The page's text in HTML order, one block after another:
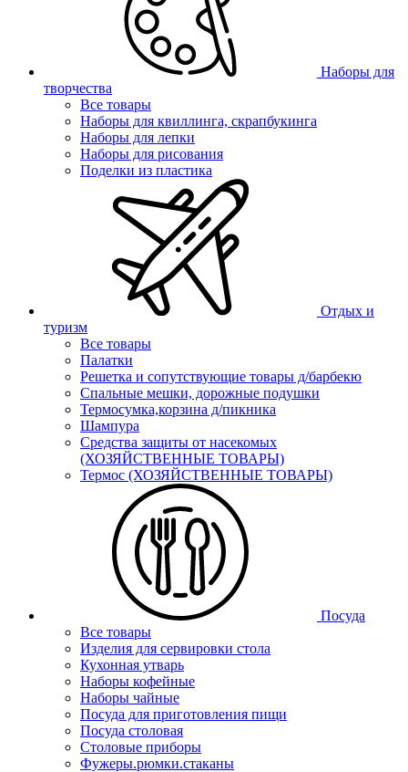
Наборы для
творчества
Все товары
Наборы для квиллинга, скрапбукинга
Наборы для лепки
Наборы для рисования
Поделки из пластика
Отдых и
туризм
Все товары
Палатки
Решетка и сопутствующие товары д/барбекю
Спальные мешки, дорожные подушки
Термосумка,корзина д/пикника
Шампура
Средства защиты от насекомых
(ХОЗЯЙСТВЕННЫЕ ТОВАРЫ)
Термос (ХОЗЯЙСТВЕННЫЕ ТОВАРЫ)
Посуда
Все товары
Изделия для сервировки стола
Кухонная утварь
Наборы кофейные
Наборы чайные
Посуда для приготовления пищи
Посуда столовая
Столовые приборы
Фужеры.рюмки.стаканы